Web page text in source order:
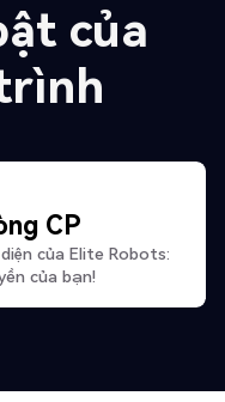
của
CP
của Elite Robots:
của bạn!